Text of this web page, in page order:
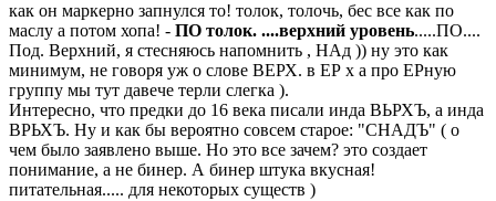
как он маркерно запнулся то! толок, толочь, бес все как по
маслу а потом хопа! - ПО толок. ....верхний уровень.....ПО....
Под. Верхний, я стесняюсь напомнить , НАд )) ну это как
минимум, не говоря уж о слове ВЕРХ. в ЕР х а про ЕРную
группу мы тут давече терли слегка ).
Интересно, что предки до 16 века писали инда ВЬРХЪ, а инда
ВРЬХЪ. Ну и как бы вероятно совсем старое: "СНАДЪ" ( о
чем было заявлено выше. Но это все зачем? это создает
понимание, а не бинер. А бинер штука вкусная!
питательная..... для некоторых существ )